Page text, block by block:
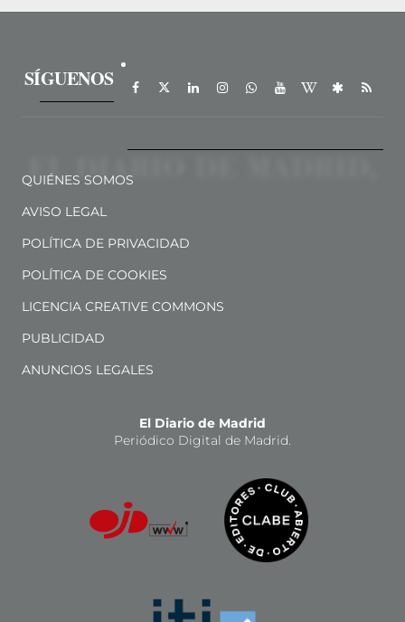
SÍGUENOS
QUIÉNES SOMOS
AVISO LEGAL
POLÍTICA DE PRIVACIDAD
POLÍTICA DE COOKIES
LICENCIA CREATIVE COMMONS
PUBLICIDAD
ANUNCIOS LEGALES
El Diario de Madrid
Periódico Digital de Madrid.